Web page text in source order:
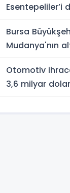
Esentepeliler’i
Bursa
Mudanya'nın
Otomotiv
3,6 milyar dolar